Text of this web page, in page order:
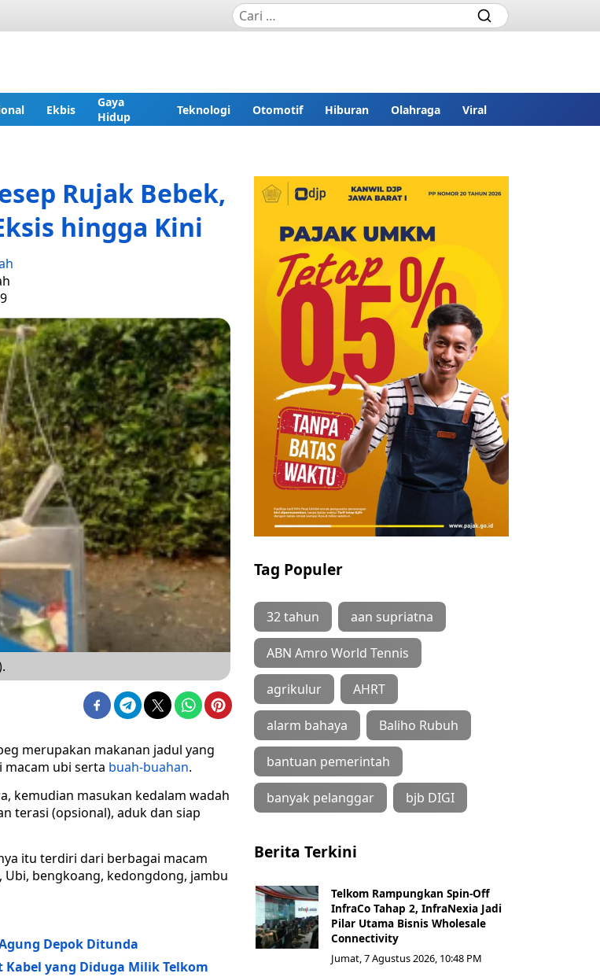
Ekbis
Gaya
Hidup
Teknologi Otomotif Hiburan Olahraga Viral
Rujak Bebek,
hingga Kini
merupakan makanan jadul yang
ubi serta buah-buahan.
kemudian masukan kedalam wadah
terasi (opsional), aduk dan siap
itu terdiri dari berbagai macam
bengkoang, kedongdong, jambu
Depok Ditunda
yang Diduga Milik Telkom
Tag Populer
32 tahun aan supriatna
ABN Amro World Tennis
agrikulur AHRT
alarm bahaya Baliho Rubuh
bantuan pemerintah
banyak pelanggar bjb DIGI
Berita Terkini
Telkom Rampungkan Spin-Off
InfraCo Tahap 2, InfraNexia Jadi
Pilar Utama Bisnis Wholesale
Connectivity
Jumat, 7 Agustus 2026, 10:48 PM